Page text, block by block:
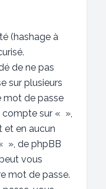
(hashage à
de ne pas
sur plusieurs
mot de passe
compte sur « »,
et en aucun
», de phpBB
vous
mot de passe.